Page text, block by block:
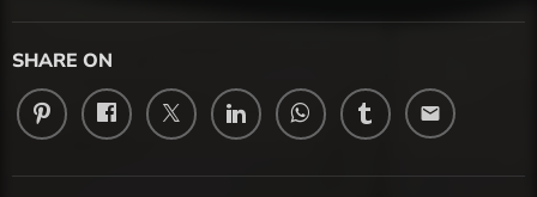
SHARE ON
email